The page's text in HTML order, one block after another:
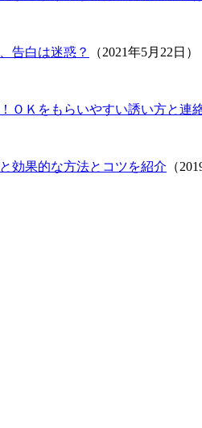
告白は迷惑？ （2021年5月22日）
ＯＫをもらいやすい誘い方と連
効果的な方法とコツを紹介 （